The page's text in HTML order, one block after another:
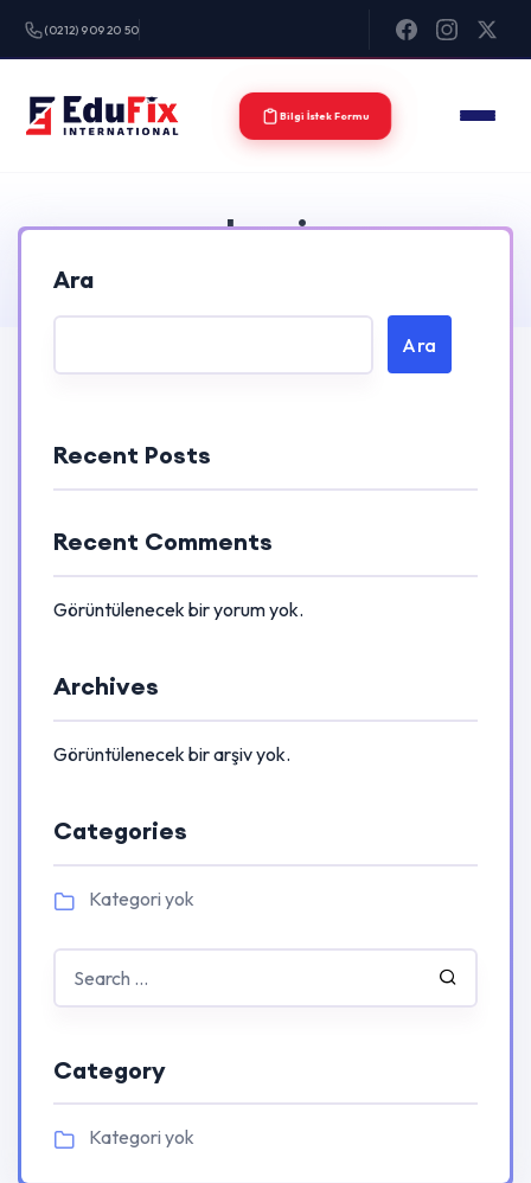
(0212) 909 20 50
Bilgi İstek Formu
classic
Ara
Ara
Recent Posts
Recent Comments
Görüntülenecek bir yorum yok.
Archives
Görüntülenecek bir arşiv yok.
Categories
Kategori yok
Category
Kategori yok